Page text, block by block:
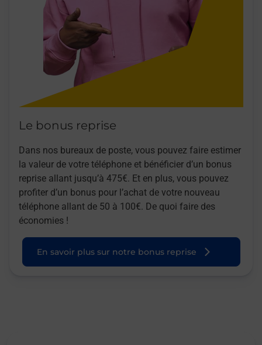
Le bonus reprise
Dans nos bureaux de poste, vous pouvez faire estimer
la valeur de votre téléphone et bénéficier d’un bonus
reprise allant jusqu’à 475€. Et en plus, vous pouvez
profiter d’un bonus pour l’achat de votre nouveau
téléphone allant de 50 à 100€. De quoi faire des
économies !
En savoir plus sur notre bonus reprise